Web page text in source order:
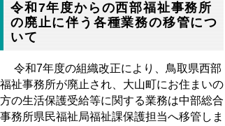
令和7年度からの西部福祉事務所
の廃止に伴う各種業務の移管につ
いて
令和7年度の組織改正により、鳥取県西部
福祉事務所が廃止され、大山町にお住まいの
方の生活保護受給等に関する業務は中部総合
事務所県民福祉局福祉課保護担当へ移管しま